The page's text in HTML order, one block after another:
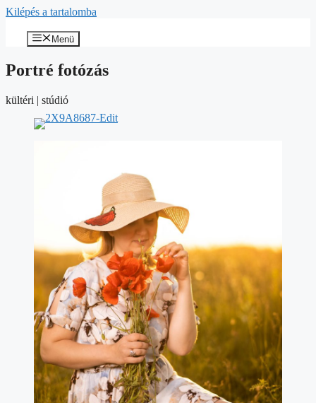
Kilépés a tartalomba
Menü
Portré fotózás
kültéri | stúdió